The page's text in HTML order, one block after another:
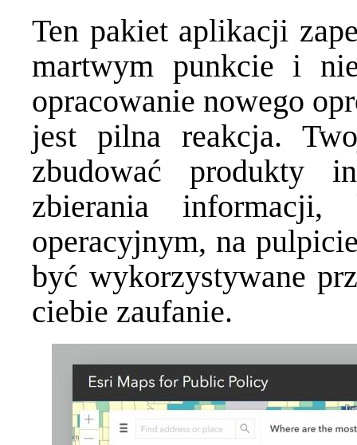
Ten pakiet aplikacji
martwym punkcie i
opracowanie nowego
jest pilna reakcja.
zbudować produkty
zbierania
operacyjnym, na
być wykorzystywane
ciebie zaufanie.